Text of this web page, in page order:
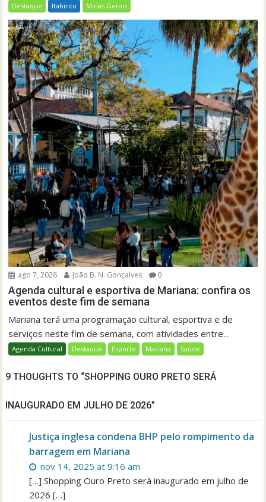
Destaque Itabirito Minas Gerais
ago 7, 2026 João B. N. Gonçalves 0
Agenda cultural e esportiva de Mariana: confira os
eventos deste fim de semana
Mariana terá uma programação cultural, esportiva e de
serviços neste fim de semana, com atividades entre...
Agenda Cultural Destaque Esporte Mariana Saúde
9 THOUGHTS TO “SHOPPING OURO PRETO SERÁ
INAUGURADO EM JULHO DE 2026”
Justiça inglesa condena BHP pelo rompimento da
barragem em Mariana
nov 14, 2025 at 9:16 am
[…] Shopping Ouro Preto será inaugurado em julho de
2026 […]